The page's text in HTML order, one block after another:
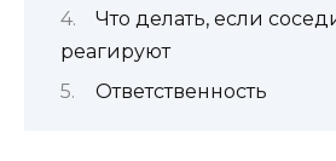
Что делать, если
реагируют
Ответственность